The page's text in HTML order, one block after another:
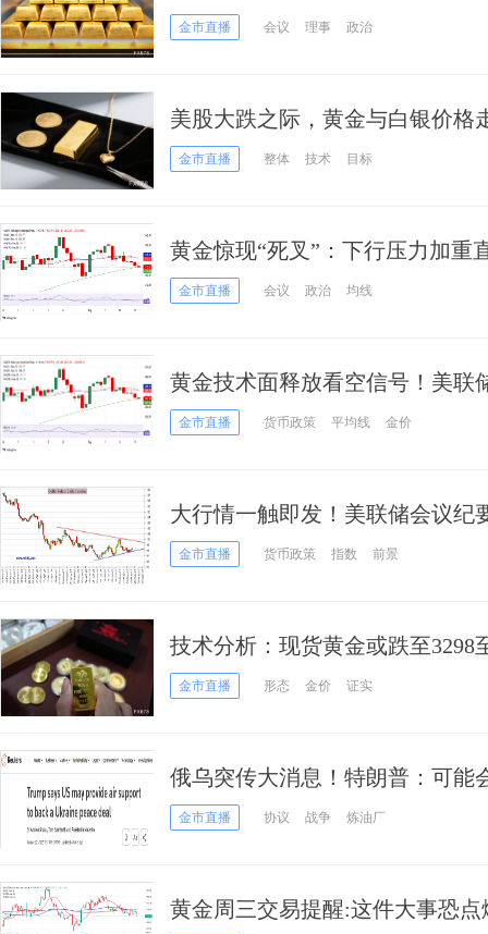
美元
金市直播 会议 理事 政治
美股大跌之际，黄金与白银价格
金市直播 整体 技术 目标
黄金惊现“死叉”：下行压力加重
要恐没看点
金市直播 会议 政治 均线
黄金技术面释放看空信号！美联
分析师金价交易分析
金市直播 货币政策 平均线 金价
大行情一触即发！美联储会议纪
元、欧元、英镑、澳元和人民币
金市直播 货币政策 指数 前景
技术分析：现货黄金或跌至3298
金市直播 形态 金价 证实
俄乌突传大消息！特朗普：可能
克兰和平协议
金市直播 协议 战争 炼油厂
黄金周三交易提醒:这件大事恐点